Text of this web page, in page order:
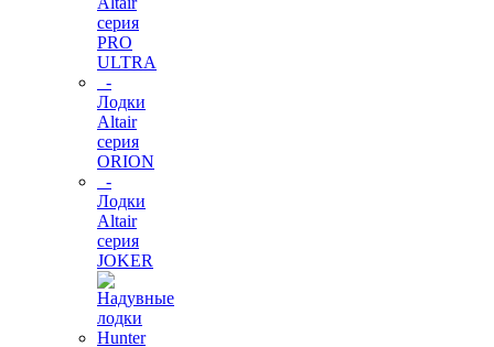
серия
PRO
ULTRA
-
Лодки
Altair
серия
ORION
-
Лодки
Altair
серия
JOKER